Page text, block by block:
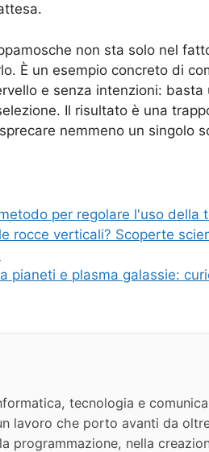
non sta solo nel
È un esempio concreto di
e senza intenzioni:
Il risultato è una
nemmeno un singolo
per regolare l'uso della
rocce verticali? Scoperte
pianeti e plasma galassie:
tecnologia e
lavoro che porto avanti da
programmazione, nella